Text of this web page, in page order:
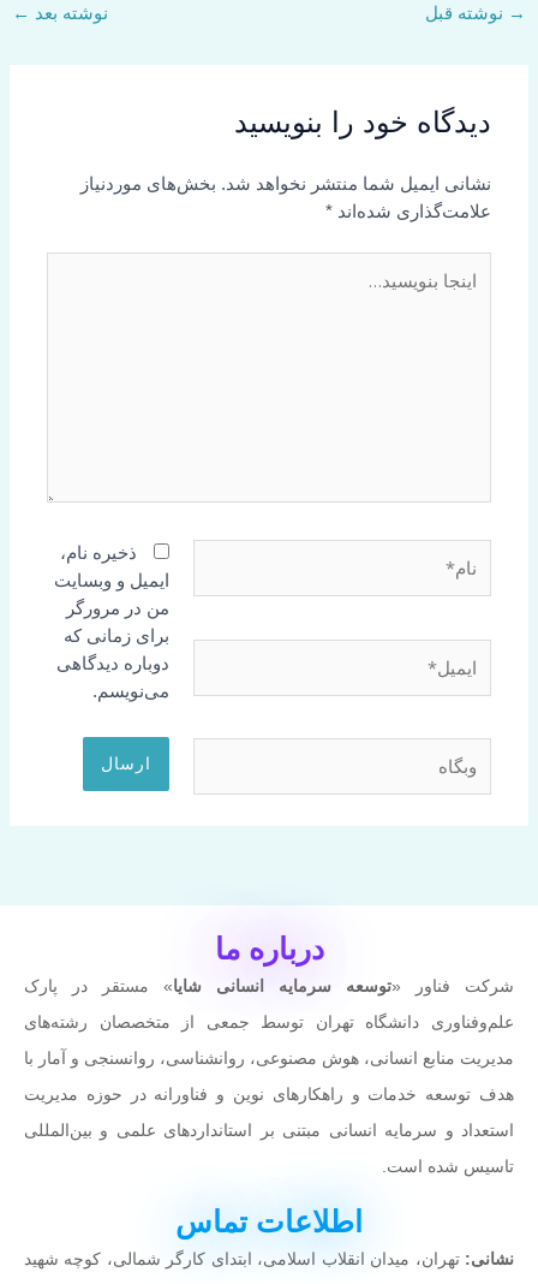
→ نوشته قبل نوشته بعد ←
دیدگاه‌ خود را بنویسید
نشانی ایمیل شما منتشر نخواهد شد. بخش‌های موردنیاز
علامت‌گذاری شده‌اند*
بنویسید…
ذخیره نام،
ایمیل و وبسایت
من در مرورگر
برای زمانی که
دوباره دیدگاهی
می‌نویسم.
درباره ما
شرکت فناور «توسعه سرمایه انسانی شایا» مستقر در پارک
علم‌وفناوری دانشگاه تهران توسط جمعی از متخصصان رشته‌های
مدیریت منابع انسانی، هوش مصنوعی، روانشناسی، روانسنجی و آمار با
هدف توسعه خدمات و راهکارهای نوین و فناورانه در حوزه مدیریت
استعداد و سرمایه انسانی مبتنی بر استانداردهای علمی و بین‌المللی
تاسیس شده است.
اطلاعات تماس
نشانی: تهران، میدان انقلاب اسلامی، ابتدای کارگر شمالی، کوچه شهيد